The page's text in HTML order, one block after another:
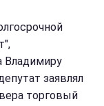
Владимиру
заявлял
торговый